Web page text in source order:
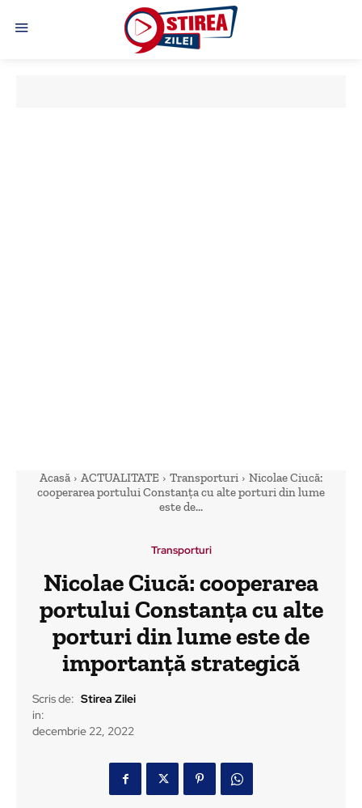
Acasă ACTUALITATE Transporturi
Nicolae Ciucă:
cooperarea portului Constanța cu alte porturi din lume
este de...
Transporturi
Nicolae Ciucă: cooperarea
portului Constanța cu alte
porturi din lume este de
importanță strategică
Scris de: Stirea Zilei
in:
decembrie 22, 2022